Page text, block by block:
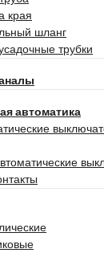
края
шланг
трубки
автоматика